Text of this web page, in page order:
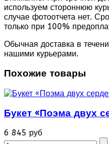
используем стороннюю
случае фотоотчета нет.
только при 100%
Обычная доставка в
нашими курьерами.
Похожие товары
Букет «Поэма двух
6 845 руб